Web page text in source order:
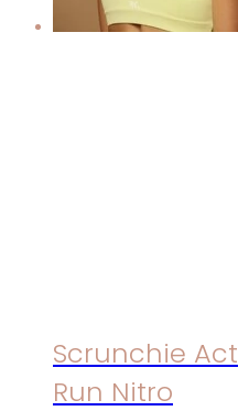
Scrunchie Act
Run Nitro